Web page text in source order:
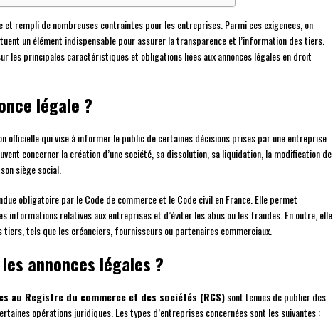
et rempli de nombreuses contraintes pour les entreprises. Parmi ces exigences, on
un élément indispensable pour assurer la transparence et l’information des tiers.
les principales caractéristiques et obligations liées aux annonces légales en droit
légale ?
officielle qui vise à informer le public de certaines décisions prises par une entreprise
concerner la création d’une société, sa dissolution, sa liquidation, la modification de
siège social.
obligatoire par le Code de commerce et le Code civil en France. Elle permet
informations relatives aux entreprises et d’éviter les abus ou les fraudes. En outre, elle
tels que les créanciers, fournisseurs ou partenaires commerciaux.
annonces légales ?
au Registre du commerce et des sociétés (RCS)sont tenues de publier des
opérations juridiques. Les types d’entreprises concernées sont les suivantes :